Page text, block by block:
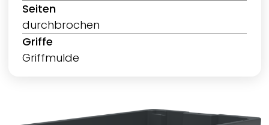
Seiten
durchbrochen
Griffe
Griffmulde